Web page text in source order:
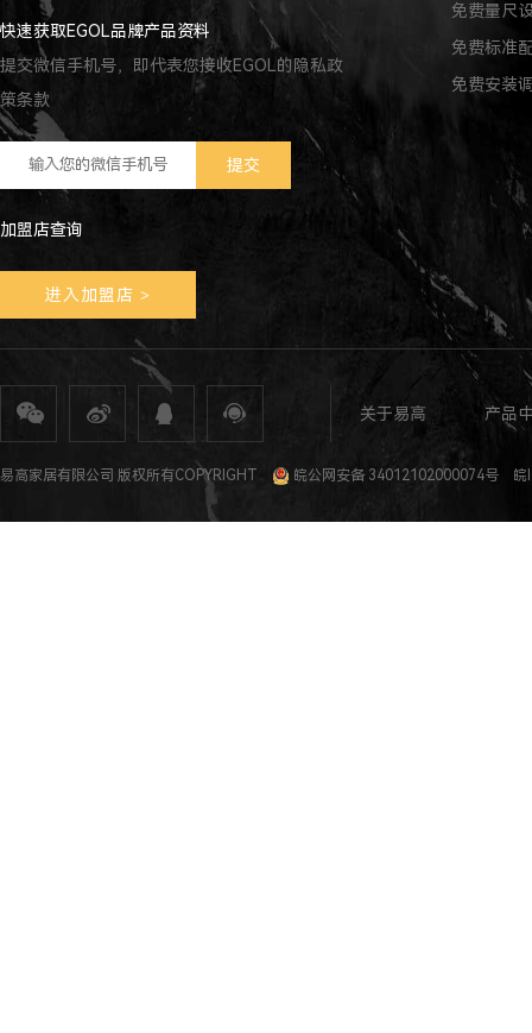
快速获取EGOL品牌产品资料
提交微信手机号，即代表您接收EGOL的隐私政
策条款
加盟店查询
进入加盟店 >
免费量尺
免费标准
免费安装
关于易高 产品
全屋定制 定制家具 整体家居 衣柜定制 橱柜定制 全屋定制加盟 全屋整装 全屋定制
易高家居有限公司 版权所有COPYRIGHT 皖公网安备 34012102000074号 皖